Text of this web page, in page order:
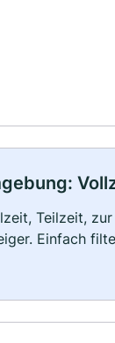
Teilzeit,
Einfach